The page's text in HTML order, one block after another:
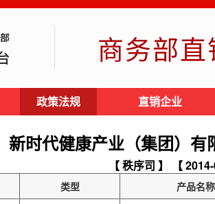
商务部
政策法规 直销企业
新时代健康产业（集团）有
【 秩序司 】 【
类型 产品名称